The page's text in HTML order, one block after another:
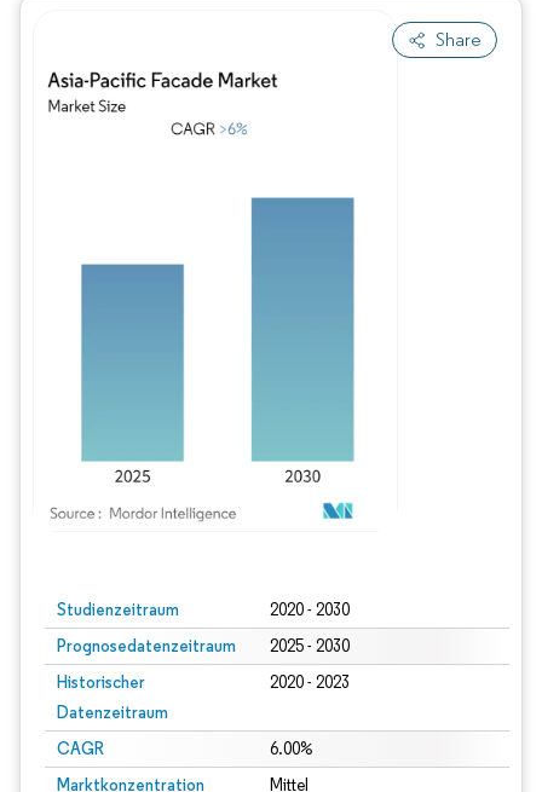
Share
Studienzeitraum 2020 - 2030
Prognosedatenzeitraum 2025 - 2030
Historischer
Datenzeitraum
2020 - 2023
CAGR 6.00%
Marktkonzentration Mittel